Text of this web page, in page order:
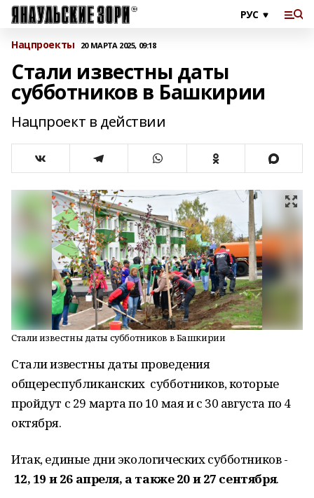
Нацпроекты 20 МАРТА 2025, 09:18
Стали известны даты
субботников в Башкирии
Нацпроект в действии
Стали известны даты субботников в Башкирии
Стали известны даты проведения
общереспубликанских субботников, которые
пройдут с 29 марта по 10 мая и с 30 августа по 4
октября.
Итак, единые дни экологических субботников -
12, 19 и 26 апреля, а также 20 и 27 сентября.